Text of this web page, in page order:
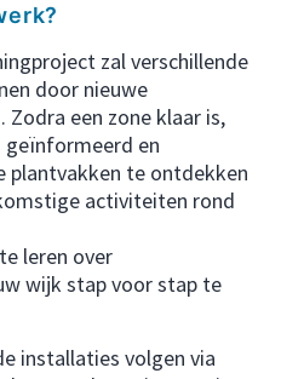
zal verschillende
door nieuwe
een zone klaar is,
en
plantvakken te ontdekken
activiteiten rond
leren over
wijk stap voor stap te
installaties volgen via